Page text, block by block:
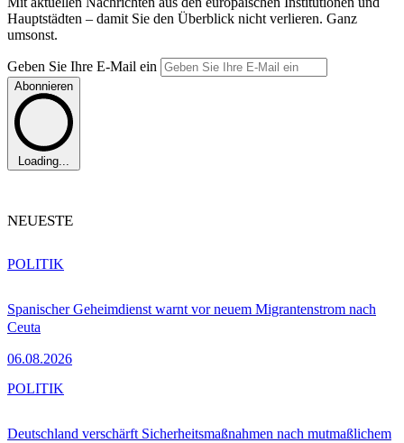
Hauptstädten – damit Sie den Überblick nicht verlieren. Ganz
umsonst.
Geben Sie Ihre E-Mail ein
Abonnieren
Loading...
NEUESTE
Spanischer Geheimdienst warnt vor neuem Migrantenstrom nach
Ceuta
06.08.2026
POLITIK
Deutschland verschärft Sicherheitsmaßnahmen nach mutmaßlichem
POLITIK